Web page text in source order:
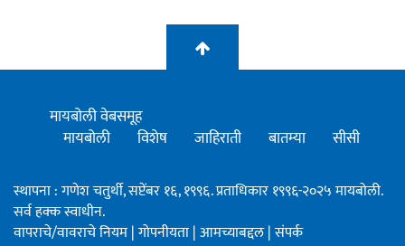
मायबोली वेबसमूह
मायबोली
विशेष जाहिराती बातम्या सीसी
स्थापना : गणेश चतुर्थी, सप्टेंबर १६, १९९६. प्रताधिकार १९९६-२०२५ मायबोली.
सर्व हक्क स्वाधीन.
वापराचे/वावराचे नियम|गोपनीयता|आमच्याबद्दल|संपर्क